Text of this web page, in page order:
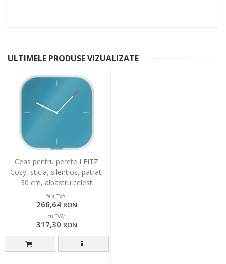
ULTIMELE PRODUSE VIZUALIZATE
Ceas pentru perete LEITZ
Cosy, sticla, silentios, patrat,
30 cm, albastru celest
fara TVA:
266,64 RON
cu TVA:
317,30 RON